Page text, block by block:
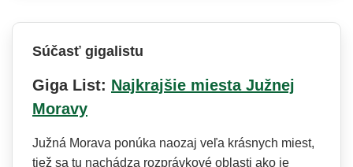
Súčasť gigalistu
Giga List: Najkrajšie miesta Južnej
Moravy
Južná Morava ponúka naozaj veľa krásnych miest,
tiež sa tu nachádza rozprávkové oblasti ako je